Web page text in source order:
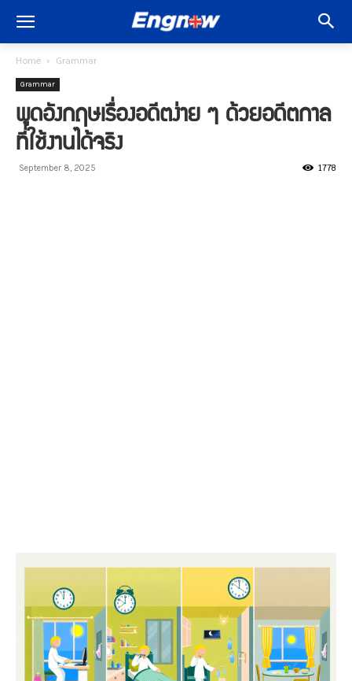
Home Grammar
Grammar
พูดอังกฤษเรื่องอดีตง่าย ๆ ด้วยอดีตกาล
ที่ใช้งานได้จริง
September 8, 2025 1778